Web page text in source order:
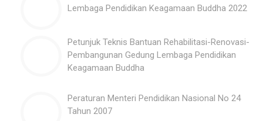
Lembaga Pendidikan Keagamaan Buddha 2022
Petunjuk Teknis Bantuan Rehabilitasi-Renovasi-
Pembangunan Gedung Lembaga Pendidikan
Keagamaan Buddha
Peraturan Menteri Pendidikan Nasional No 24
Tahun 2007